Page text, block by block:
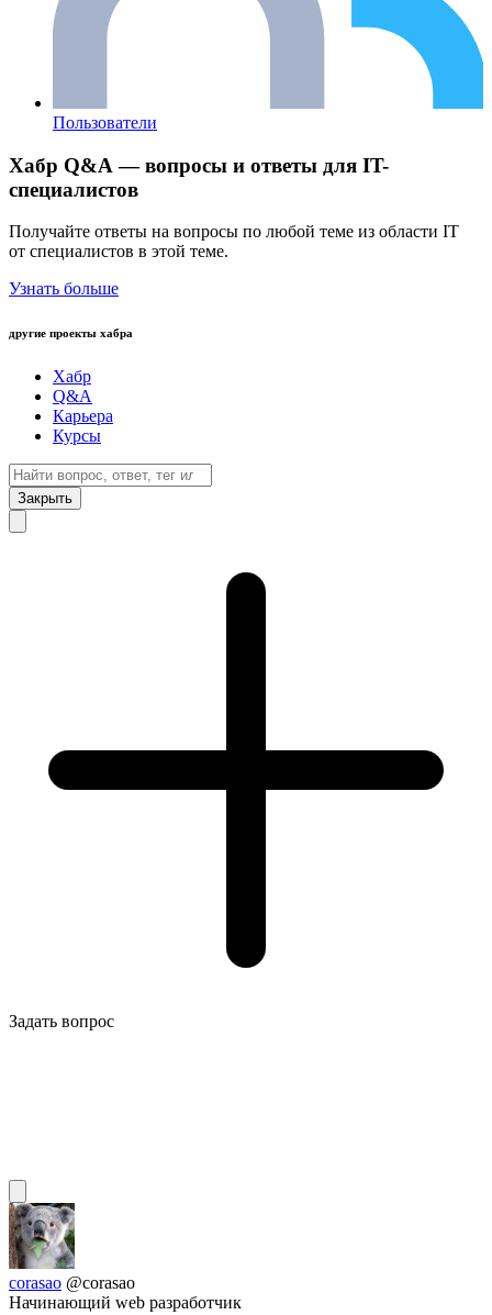
Пользователи
Хабр Q&A — вопросы и ответы для IT-
специалистов
Получайте ответы на вопросы по любой теме из области IT
от специалистов в этой теме.
Узнать больше
другие проекты хабра
Хабр
Q&A
Карьера
Курсы
Закрыть
Задать вопрос
corasao @corasao
Начинающий web разработчик